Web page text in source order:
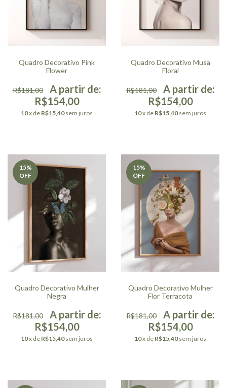
Quadro Decorativo Pink
Flower
R$181,00
R$154,00
10x de R$15,40 sem juros
Quadro Decorativo Musa
Floral
R$181,00
R$154,00
10x de R$15,40 sem juros
15%
OFF
Quadro Decorativo Mulher
Negra
R$181,00
R$154,00
10x de R$15,40 sem juros
15%
OFF
Quadro Decorativo Mulher
Flor Terracota
R$181,00
R$154,00
10x de R$15,40 sem juros